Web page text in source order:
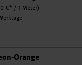
€* / 1 Meter)